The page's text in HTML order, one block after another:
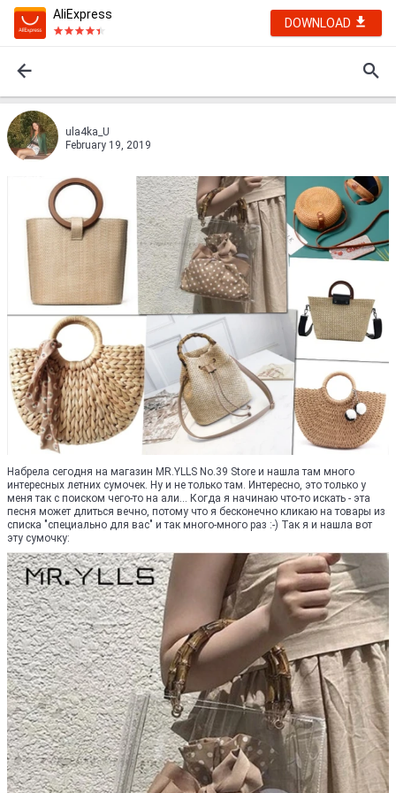
AliExpress
DOWNLOAD
ula4ka_U
February 19, 2019
Набрела сегодня на магазин MR.YLLS No.39 Store и нашла там много
интересных летних сумочек. Ну и не только там. Интересно, это только у
меня так с поиском чего-то на али... Когда я начинаю что-то искать - эта
песня может длиться вечно, потому что я бесконечно кликаю на товары из
списка "специально для вас" и так много-много раз :-) Так я и нашла вот
эту сумочку: